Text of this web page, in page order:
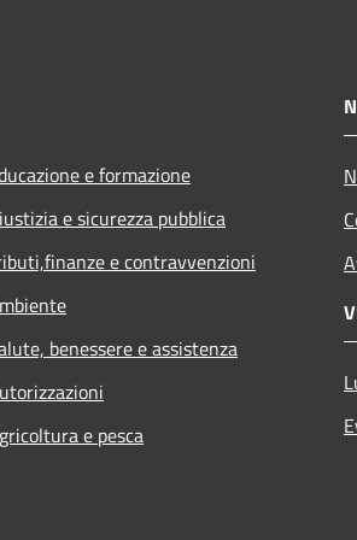
e formazione
e sicurezza pubblica
e contravvenzioni
benessere e assistenza
e pesca